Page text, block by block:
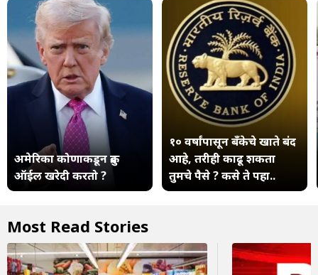
अमेरिका कोणाकडून क्रुड
ऑईल खरेदी करतो ?
१० वर्षांपासून बँकेचे खाते बंद
आहे, तरीही काढू शकता
तुमचे पैसे ? कसे ते पहा..
Most Read Stories